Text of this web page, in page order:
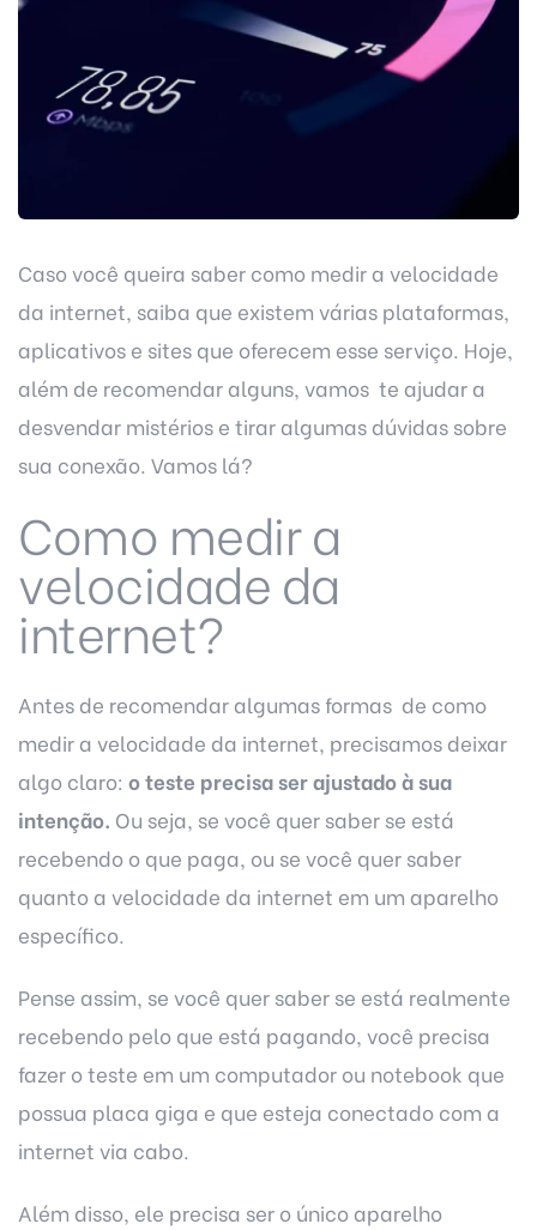
Caso você queira saber como medir a velocidade
da internet, saiba que existem várias plataformas,
aplicativos e sites que oferecem esse serviço. Hoje,
além de recomendar alguns, vamos te ajudar a
desvendar mistérios e tirar algumas dúvidas sobre
sua conexão. Vamos lá?
Como medir a
velocidade da
internet?
Antes de recomendar algumas formas de como
medir a velocidade da internet, precisamos deixar
algo claro: o teste precisa ser ajustado à sua
intenção. Ou seja, se você quer saber se está
recebendo o que paga, ou se você quer saber
quanto a velocidade da internet em um aparelho
específico.
Pense assim, se você quer saber se está realmente
recebendo pelo que está pagando, você precisa
fazer o teste em um computador ou notebook que
possua placa giga e que esteja conectado com a
internet via cabo.
Além disso, ele precisa ser o único aparelho